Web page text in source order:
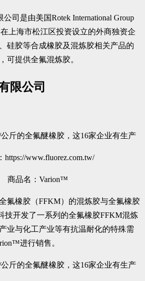
司是由美国Rotek International Group
上海市松江区投资设立的外商独资企
硅胶等合成橡胶及混炼胶相关产品的
可提供全氟混炼胶。
限公司
https://www.fluorez.com.tw/
商品名：Varion™
氟橡胶（FFKM）的混炼胶与全氟橡胶
技开发了一系列的全氟橡胶FFKM混炼
业与化工产业等有抗温耐化的特殊需
进行销售。